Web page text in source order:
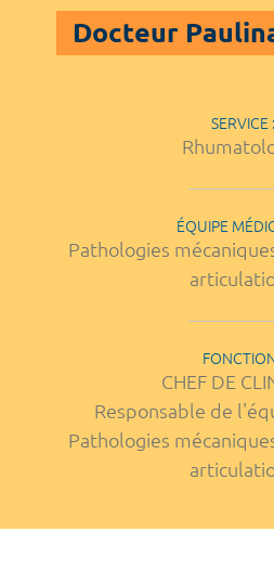
Docteur
SERVICE :
ÉQUIPE
Pathologies
CHEF DE
Responsable de
Pathologies